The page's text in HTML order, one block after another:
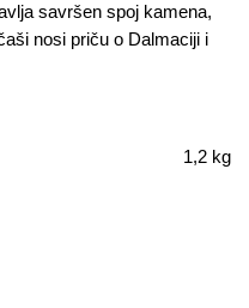
savršen spoj kamena,
nosi priču o Dalmaciji i
1,2 kg